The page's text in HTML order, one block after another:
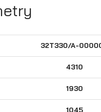
32T330/A-
4310
1930
1045